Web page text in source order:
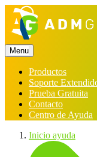
Menu
Productos
Soporte
Prueba Gratuita
Contacto
Centro de Ayuda
Inicio ayuda